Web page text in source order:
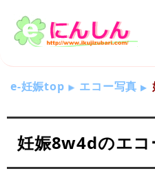
e-妊娠top エコー写真
妊娠8w4dのエ